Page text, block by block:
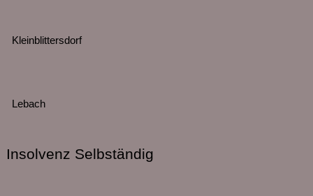
Kleinblittersdorf
Lebach
Insolvenz Selbständig